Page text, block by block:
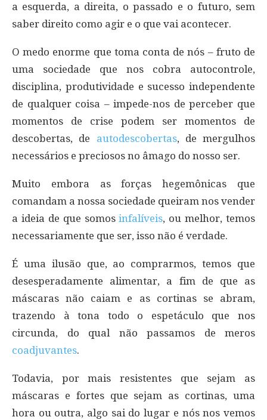
a esquerda, a direita, o passado e o futuro, sem
saber direito como agir e o que vai acontecer.
O medo enorme que toma conta de nós – fruto de
uma sociedade que nos cobra autocontrole,
disciplina, produtividade e sucesso independente
de qualquer coisa – impede-nos de perceber que
momentos de crise podem ser momentos de
descobertas, de autodescobertas, de mergulhos
necessários e preciosos no âmago do nosso ser.
Muito embora as forças hegemônicas que
comandam a nossa sociedade queiram nos vender
a ideia de que somosinfalíveis, ou melhor, temos
necessariamente que ser, isso não é verdade.
É uma ilusão que, ao comprarmos, temos que
desesperadamente alimentar, a fim de que as
máscaras não caiam e as cortinas se abram,
trazendo à tona todo o espetáculo que nos
circunda, do qual não passamos de meros
coadjuvantes.
Todavia, por mais resistentes que sejam as
máscaras e fortes que sejam as cortinas, uma
hora ou outra, algo sai do lugar e nós nos vemos